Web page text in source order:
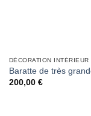
Baratte de très
200,00 €